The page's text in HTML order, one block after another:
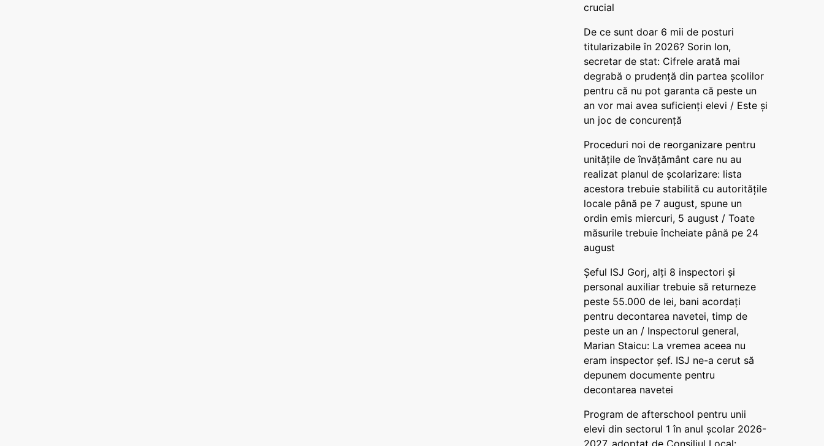
crucial
De ce sunt doar 6 mii de posturi
titularizabile în 2026? Sorin Ion,
secretar de stat: Cifrele arată mai
degrabă o prudență din partea școlilor
pentru că nu pot garanta că peste un
an vor mai avea suficienți elevi / Este și
un joc de concurență
Proceduri noi de reorganizare pentru
unitățile de învățământ care nu au
realizat planul de școlarizare: lista
acestora trebuie stabilită cu autoritățile
locale până pe 7 august, spune un
ordin emis miercuri, 5 august / Toate
măsurile trebuie încheiate până pe 24
august
Șeful ISJ Gorj, alți 8 inspectori și
personal auxiliar trebuie să returneze
peste 55.000 de lei, bani acordați
pentru decontarea navetei, timp de
peste un an / Inspectorul general,
Marian Staicu: La vremea aceea nu
eram inspector șef. ISJ ne-a cerut să
depunem documente pentru
decontarea navetei
Program de afterschool pentru unii
elevi din sectorul 1 în anul școlar 2026-
2027, adoptat de Consiliul Local: